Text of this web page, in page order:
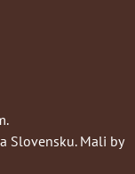
Slovensku. Mali by